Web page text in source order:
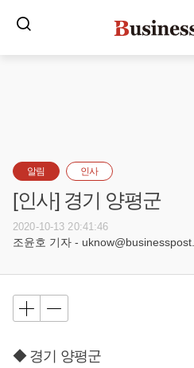
알림 인사
[인사] 경기 양평군
2020-10-13 20:41:46
조윤호 기자 -
◆ 경기 양평군